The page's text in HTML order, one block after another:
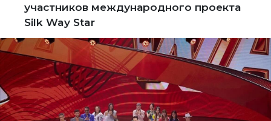
участников международного проекта
Silk Way Star